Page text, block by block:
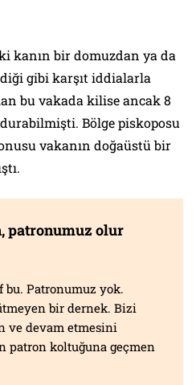
kanın bir domuzdan ya da
gibi karşıt iddialarla
bu vakada kilise ancak 8
Bölge piskoposu
vakanın doğaüstü bir
patronumuz olur
Patronumuz yok.
bir dernek. Bizi
ve devam etmesini
patron koltuğuna geçmen